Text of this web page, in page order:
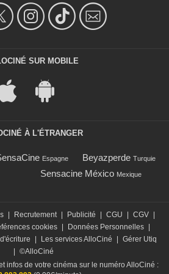
SUR MOBILE
À L'ÉTRANGER
Espagne Beyazperde Turquie
Sensacine México Mexique
Recrutement Publicité CGU CGV
cookies Données Personnelles
Les services AlloCiné
Gérer Utiq
©AlloCiné
infos de votre cinéma sur le numéro AlloCiné :